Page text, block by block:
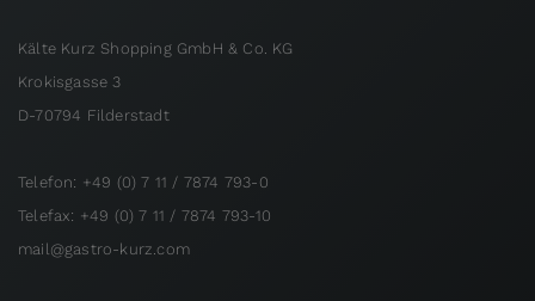
Kälte Kurz Shopping GmbH & Co. KG
Krokisgasse 3
D-70794 Filderstadt
Telefon: +49 (0) 7 11 / 7874 793-0
Telefax: +49 (0) 7 11 / 7874 793-10
mail@gastro-kurz.com